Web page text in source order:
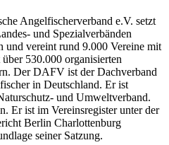
Angelfischerverband e.V. setzt
und Spezialverbänden
und vereint rund 9.000 Vereine mit
über 530.000 organisierten
Der DAFV ist der Dachverband
in Deutschland. Er ist
und Umweltverband.
Er ist im Vereinsregister unter der
Berlin Charlottenburg
seiner Satzung.